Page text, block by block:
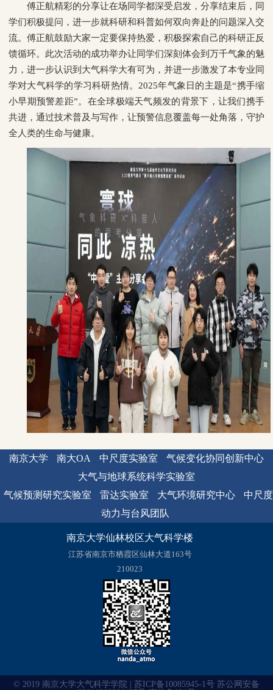
傅正航精彩的分享让在场同学都深受启发，分享结束后，同
学们积极提问，进一步就科研和科普如何双向奔赴的问题深入交
流。傅正航鼓励大家一定要保持热爱，积极探索自己的科研正反
馈循环。此次活动的成功举办让同学们深刻体会到万千气象的魅
力，进一步认识到大气科学大有可为，并进一步激发了本专业同
学对大气科学的学习科研热情。2025年气象日的主题是“携手缩
小早期预警差距”。在全球极端天气频发的背景下，让我们携手
共进，通过技术普及与写作，让预警信息覆盖每一处角落，守护
全人类的生命与健康。
南京大学 南大OA 中尺度实验室
气候变化协同创新中心
大气与地球系统科学实验室
气候预测研究实验室
雷达实验室 大气环境研究中心
中尺度
动力与台风团队
南京大学仙林校区大气科学楼
江苏省南京市栖霞区仙林大道163号
210023
© 2019 南京大学大气科学学院 | 苏ICP备10085945-1号 苏公网安备